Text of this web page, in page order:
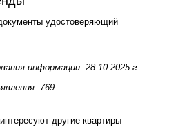
удостоверяющий
информации: 28.10.2025 г.
769.
другие квартиры